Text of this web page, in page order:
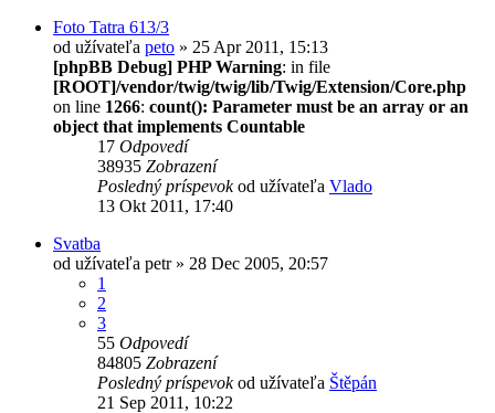
Foto Tatra 613/3
od užívateľa peto » 25 Apr 2011, 15:13
[phpBB Debug] PHP Warning: in file
[ROOT]/vendor/twig/twig/lib/Twig/Extension/Core.php
on line 1266: count(): Parameter must be an array or an
object that implements Countable
17 Odpovedí
38935 Zobrazení
Posledný príspevokod užívateľa Vlado
13 Okt 2011, 17:40
Svatba
od užívateľa petr» 28 Dec 2005, 20:57
1
2
3
55 Odpovedí
84805 Zobrazení
Posledný príspevokod užívateľa Štěpán
21 Sep 2011, 10:22